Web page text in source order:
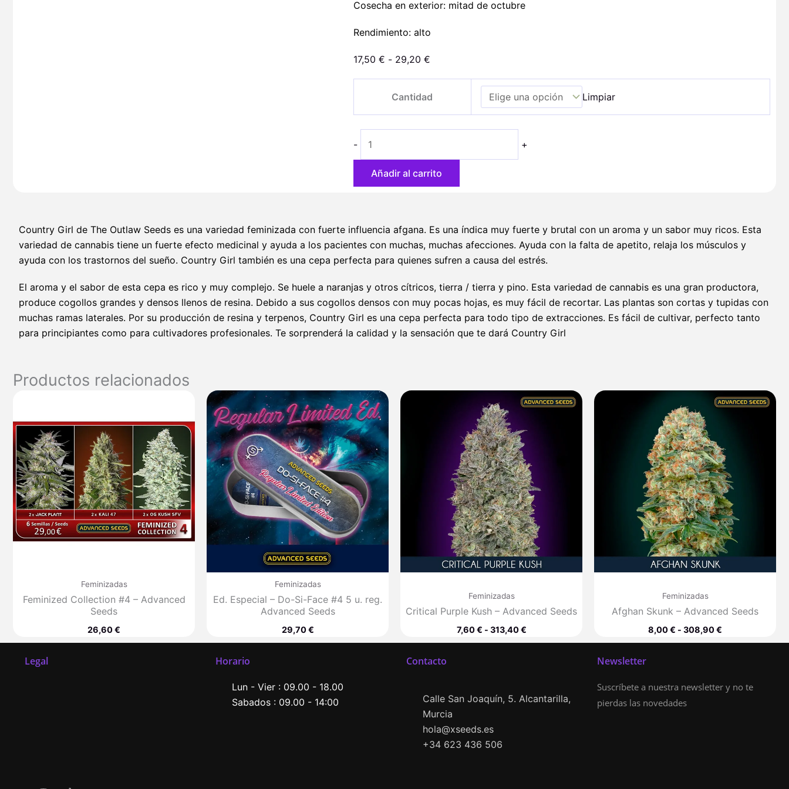
Cosecha en exterior: mitad de octubre
Rendimiento: alto
17,50 € - 29,20 €Rango
desde
Cantidad Limpiar
-
cantidad
+
Añadir al carrito
Country Girl de The Outlaw Seeds es una variedad feminizada con fuerte influencia afgana. Es una índica muy fuerte y brutal con un aroma y un sabor muy ricos. Esta
variedad de cannabis tiene un fuerte efecto medicinal y ayuda a los pacientes con muchas, muchas afecciones. Ayuda con la falta de apetito, relaja los músculos y
ayuda con los trastornos del sueño. Country Girl también es una cepa perfecta para quienes sufren a causa del estrés.
El aroma y el sabor de esta cepa es rico y muy complejo. Se huele a naranjas y otros cítricos, tierra / tierra y pino. Esta variedad de cannabis es una gran productora,
produce cogollos grandes y densos llenos de resina. Debido a sus cogollos densos con muy pocas hojas, es muy fácil de recortar. Las plantas son cortas y tupidas con
muchas ramas laterales. Por su producción de resina y terpenos, Country Girl es una cepa perfecta para todo tipo de extracciones. Es fácil de cultivar, perfecto tanto
para principiantes como para cultivadores profesionales. Te sorprenderá la calidad y la sensación que te dará Country Girl
Productos relacionados
Feminizadas
Feminized Collection #4 – Advanced
Seeds
26,60€
Feminizadas
Ed. Especial – Do-Si-Face #4 5 u. reg.
Advanced Seeds
29,70€
Feminizadas
Critical Purple Kush – Advanced Seeds
7,60€ - 313,40€
Rango
de
313,40 €
Feminizadas
Afghan Skunk – Advanced Seeds
8,00€ - 308,90€
Rango
de
hasta
308,90 €
Legal Horario
Lun - Vier : 09.00 - 18.00
Sabados : 09.00 - 14:00
Contacto
Calle San Joaquín, 5. Alcantarilla,
Murcia
hola@xseeds.es
+34 623 436 506
Newsletter
Suscríbete a nuestra newsletter y no te
pierdas las novedades